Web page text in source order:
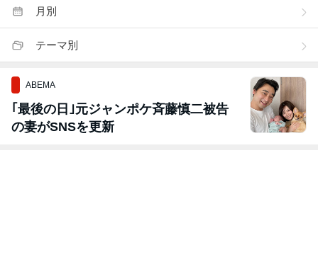
月別
テーマ別
ABEMA
｢最後の日｣元ジャンポケ斉藤慎二被告
の妻がSNSを更新